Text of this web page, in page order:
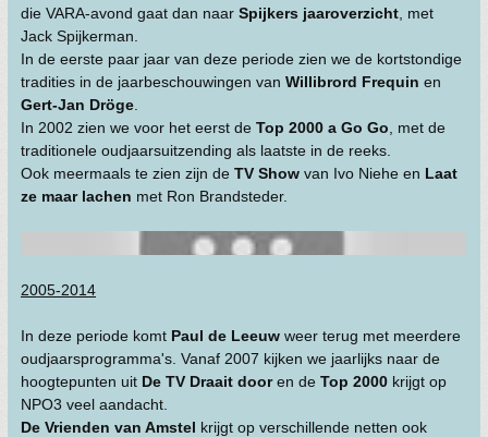
die VARA-avond gaat dan naar Spijkers jaaroverzicht , met
Jack Spijkerman.
In de eerste paar jaar van deze periode zien we de kortstondige
tradities in de jaarbeschouwingen van Willibrord Frequin en
Gert-Jan Dröge
In 2002 zien we voor het eerst de Top 2000 a Go Go , met de
traditionele oudjaarsuitzending als laatste in de reeks.
Ook meermaals te zien zijn de TV Show van Ivo Niehe en Laat
ze maar lachen met Ron Brandsteder.
2005-2014
In deze periode komt Paul de Leeuw weer terug met meerdere
oudjaarsprogramma's. Vanaf 2007 kijken we jaarlijks naar de
hoogtepunten uit De TV Draait dooren de Top 2000 krijgt op
NPO3 veel aandacht.
De Vrienden van Amstel krijgt op verschillende netten ook